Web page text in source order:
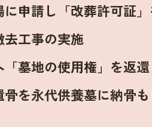
申請し「改葬許可証」
工事の実施
墓地の使用権」を返還
骨を永代供養墓に納骨